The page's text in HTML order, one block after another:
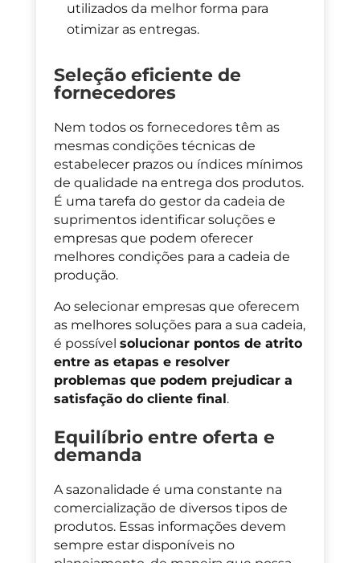
utilizados da melhor forma para
otimizar as entregas.
Seleção eficiente de
fornecedores
Nem todos os fornecedores têm as
mesmas condições técnicas de
estabelecer prazos ou índices mínimos
de qualidade na entrega dos produtos.
É uma tarefa do gestor da cadeia de
suprimentos identificar soluções e
empresas que podem oferecer
melhores condições para a cadeia de
produção.
Ao selecionar empresas que oferecem
as melhores soluções para a sua cadeia,
é possívelsolucionar pontos de atrito
entre as etapas e resolver
problemas que podem prejudicar a
satisfação do cliente final.
Equilíbrio entre oferta e
demanda
A sazonalidade é uma constante na
comercialização de diversos tipos de
produtos. Essas informações devem
sempre estar disponíveis no